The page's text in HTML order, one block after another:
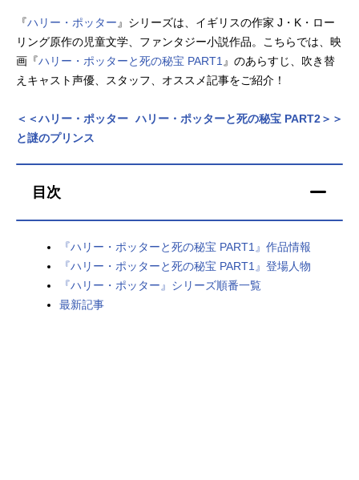
春アニメ 夏アニメ
秋アニメ 冬アニメ
男性声優/女性声優一覧
『ハリー・ポッター 』シリーズは、イギリスの作家 J・K・ロー
リング原作の児童文学、ファンタジー小説作品。こちらでは、映
画『ハリー・ポッターと死の秘宝 PART1 』のあらすじ、吹き替
えキャスト声優、スタッフ、オススメ記事をご紹介！
ハリー・ポッターと死の秘宝 PART2＞＞
＜＜ハリー・ポッター
と謎のプリンス
目次
『ハリー・ポッターと死の秘宝 PART1』作品情報
『ハリー・ポッターと死の秘宝 PART1』登場人物
『ハリー・ポッター』シリーズ順番一覧
最新記事